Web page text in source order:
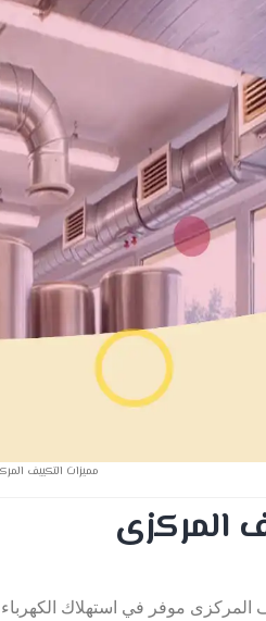
مميزات التكييف
المركزى
المركزى موفر في استهلاك